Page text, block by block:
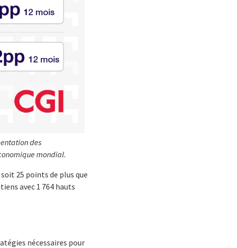
des
mondial.
25 points de plus que
avec 1 764 hauts
nécessaires pour